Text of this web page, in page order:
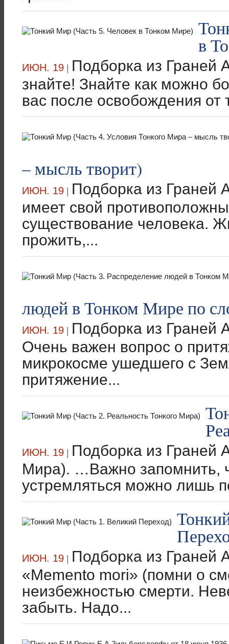
в
ИЮН. 19 | Подборка из Граней
знайте! Знайте как можно
вас после освобождения от
– мысль творит)
ИЮН. 19 | Подборка из Граней
имеет свой
существование человека.
прожить,...
людей в Тонком Мире по
ИЮН. 19 | Подборка из Граней
Очень важен вопрос о
микрокосме ушедшего с
притяжение...
ИЮН. 19 | Подборка из Граней
Мира). …Важно запомнить,
устремляться можно лишь
ИЮН. 19 | Подборка из Граней
«Memento mori» (помни о
неизбежностью смерти.
забыть. Надо...